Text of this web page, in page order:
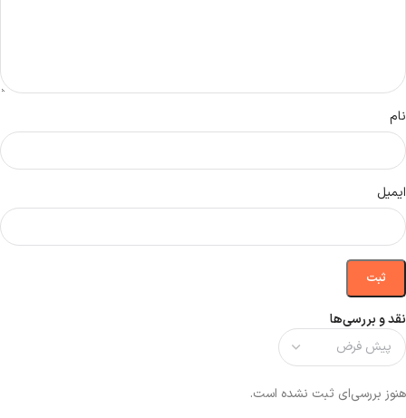
نقد و بررسی‌ها
هنوز بررسی‌ای ثبت نشده است.
نام
ایمیل